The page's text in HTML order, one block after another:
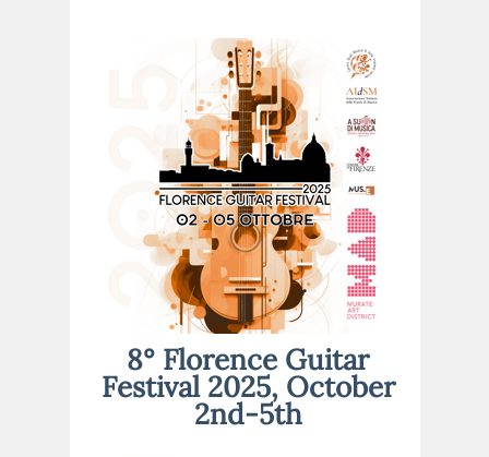
8° Florence Guitar
Festival 2025, October
2nd-5th